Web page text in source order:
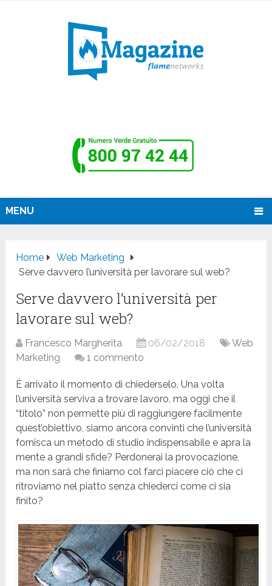
MENU
Home
Web Marketing
Serve davvero l’università per lavorare sul web?
Serve davvero l’università per
lavorare sul web?
Francesco Margherita 06/02/2018
Web
Marketing
1 commento
È arrivato il momento di chiederselo. Una volta
l’università serviva a trovare lavoro, ma oggi che il
“titolo” non permette più di raggiungere facilmente
quest’obiettivo, siamo ancora convinti che l’università
fornisca un metodo di studio indispensabile e apra la
mente a grandi sfide? Perdonerai la provocazione,
ma non sarà che finiamo col farci piacere ciò che ci
ritroviamo nel piatto senza chiederci come ci sia
finito?